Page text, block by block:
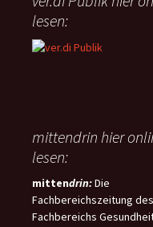
geregelt wird.
lesen:
mittendrin hier
lesen:
mittendrin:Die
Fachbereichszeitung
Fachbereichs